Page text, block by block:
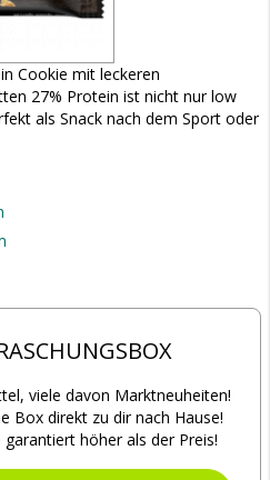
Cookie mit leckeren
27% Protein ist nicht nur low
als Snack nach dem Sport oder
viele davon Marktneuheiten!
Box direkt zu dir nach Hause!
höher als der Preis!